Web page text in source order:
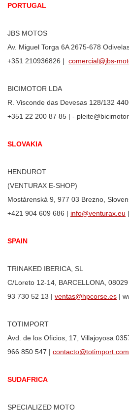
PORTUGAL
JBS MOTOS
Av. Miguel Torga 6A 2675-678
+351 210936826 |
comercial@jbs-
BICIMOTOR LDA
R. Visconde das Devesas 128/132
+351 22 200 87 85 | -
SLOVAKIA
HENDUROT
(VENTURAX E-SHOP)
Mostárenská 9, 977 03 Brezno,
+421 904 609 686 | info@venturax.eu
SPAIN
TRINAKED IBERICA, SL
C/Loreto 12-14, BARCELLONA, 08029
93 730 52 13 | ventas@hpcorse.es |
TOTIMPORT
Avd. de los Oficios, 17, Villajoyosa
966 850 547 | contacto@totimport.com
SUDAFRICA
SPECIALIZED MOTO